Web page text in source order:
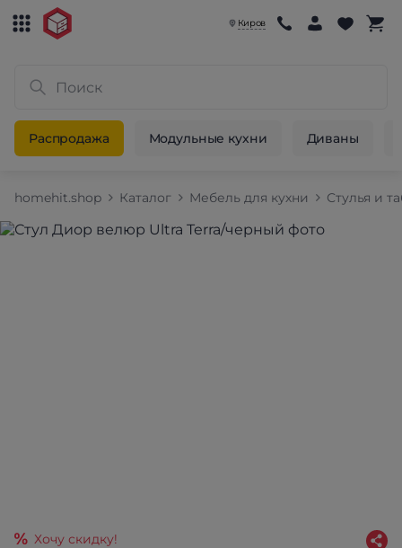
Киров
Распродажа Модульные кухни Диваны
homehit.shop Каталог Мебель для кухни Стулья и
Хочу скидку!